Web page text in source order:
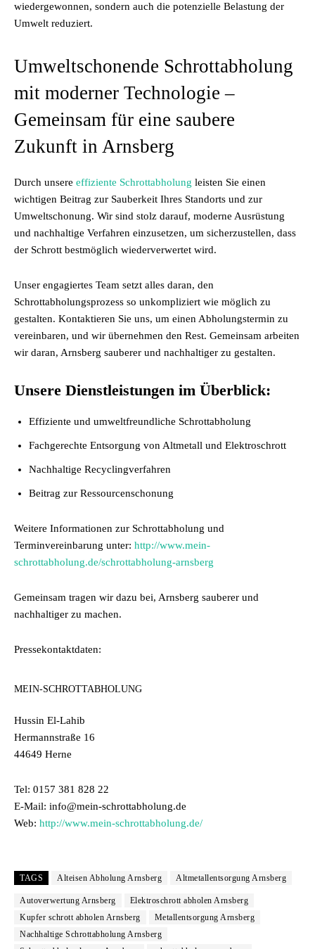
wiedergewonnen, sondern auch die potenzielle Belastung der
Umwelt reduziert.
Umweltschonende Schrottabholung
mit moderner Technologie –
Gemeinsam für eine saubere
Zukunft in Arnsberg
Durch unsere effiziente Schrottabholung leisten Sie einen
wichtigen Beitrag zur Sauberkeit Ihres Standorts und zur
Umweltschonung. Wir sind stolz darauf, moderne Ausrüstung
und nachhaltige Verfahren einzusetzen, um sicherzustellen, dass
der Schrott bestmöglich wiederverwertet wird.
Unser engagiertes Team setzt alles daran, den
Schrottabholungsprozess so unkompliziert wie möglich zu
gestalten. Kontaktieren Sie uns, um einen Abholungstermin zu
vereinbaren, und wir übernehmen den Rest. Gemeinsam arbeiten
wir daran, Arnsberg sauberer und nachhaltiger zu gestalten.
Unsere Dienstleistungen im Überblick:
Effiziente und umweltfreundliche Schrottabholung
Fachgerechte Entsorgung von Altmetall und Elektroschrott
Nachhaltige Recyclingverfahren
Beitrag zur Ressourcenschonung
Weitere Informationen zur Schrottabholung und
Terminvereinbarung unter: http://www.mein-
schrottabholung.de/schrottabholung-arnsberg
Gemeinsam tragen wir dazu bei, Arnsberg sauberer und
nachhaltiger zu machen.
Pressekontaktdaten:
MEIN-SCHROTTABHOLUNG
Hussin El-Lahib
Hermannstraße 16
44649 Herne
Tel: 0157 381 828 22
E-Mail: info@mein-schrottabholung.de
Web: http://www.mein-schrottabholung.de/
TAGS Alteisen Abholung Arnsberg Altmetallentsorgung Arnsberg
Autoverwertung Arnsberg
Elektroschrott abholen Arnsberg
Kupfer schrott abholen Arnsberg
Metallentsorgung Arnsberg
Nachhaltige Schrottabholung Arnsberg